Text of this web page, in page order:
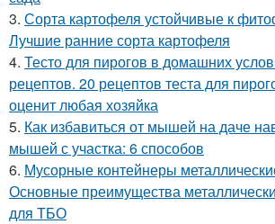
3. Сорта картофеля устойчивые к
Лучшие ранние сорта картофеля
4. Тесто для пирогов в домашних
рецептов. 20 рецептов теста для
оценит любая хозяйка
5. Как избавиться от мышей на даче
мышей с участка: 6 способов
6. Мусорные контейнеры
Основные преимущества
для ТБО